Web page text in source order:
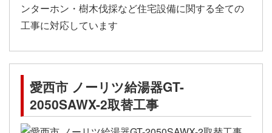
ンターホン・樹木伐採など住宅設備に関する全ての
工事に対応しています
愛西市 ノーリツ給湯器GT-
2050SAWX-2取替工事